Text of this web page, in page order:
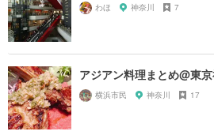
わほ 神奈川 7
アジアン料理まとめ@東
横浜市民 神奈川 17